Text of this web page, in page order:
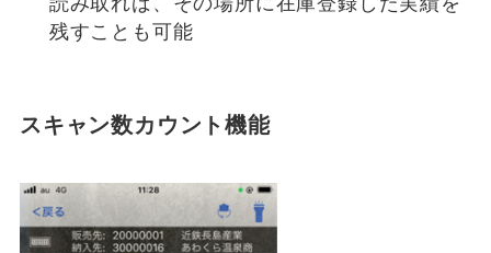
残すことも可能
スキャン数カウント機能